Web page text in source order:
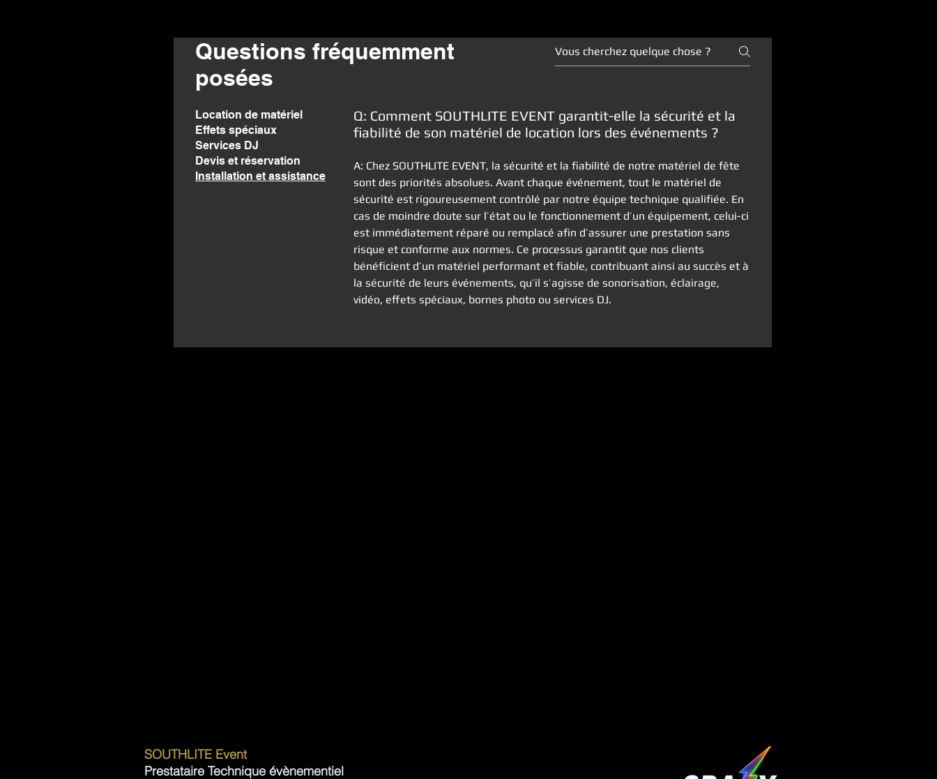
Questions fréquemment
posées
Location de matériel
Effets spéciaux
Services DJ
Devis et réservation
Installation et assistance
Q: Comment SOUTHLITE EVENT garantit-elle la sécurité et la
fiabilité de son matériel de location lors des événements ?
A: Chez SOUTHLITE EVENT, la sécurité et la fiabilité de notre matériel de fête
sont des priorités absolues. Avant chaque événement, tout le matériel de
sécurité est rigoureusement contrôlé par notre équipe technique qualifiée. En
cas de moindre doute sur l’état ou le fonctionnement d’un équipement, celui-ci
est immédiatement réparé ou remplacé afin d’assurer une prestation sans
risque et conforme aux normes. Ce processus garantit que nos clients
bénéficient d’un matériel performant et fiable, contribuant ainsi au succès et à
la sécurité de leurs événements, qu’il s’agisse de sonorisation, éclairage,
vidéo, effets spéciaux, bornes photo ou services DJ.
SOUTHLITE Event
Prestataire Technique évènementiel